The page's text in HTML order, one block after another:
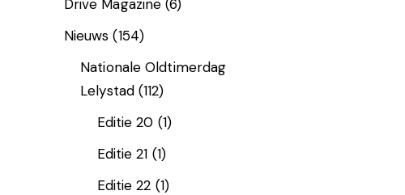
Drive Magazine (6)
Nieuws (154)
Nationale Oldtimerdag
Lelystad(112)
Editie 20 (1)
Editie 21 (1)
Editie 22 (1)